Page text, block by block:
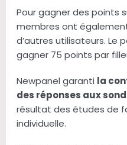
Pour gagner des points
membres ont
d’autres utilisateurs. Le
gagner 75 points par
Newpanel garanti la
des réponses aux
résultat des études de
individuelle.